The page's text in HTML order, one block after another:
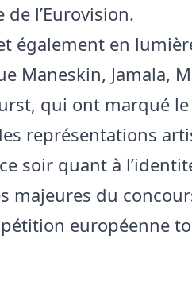
l’Eurovision.
également en
Maneskin, Jamala,
qui ont marqué
représentations
soir quant à
majeures du
européenne